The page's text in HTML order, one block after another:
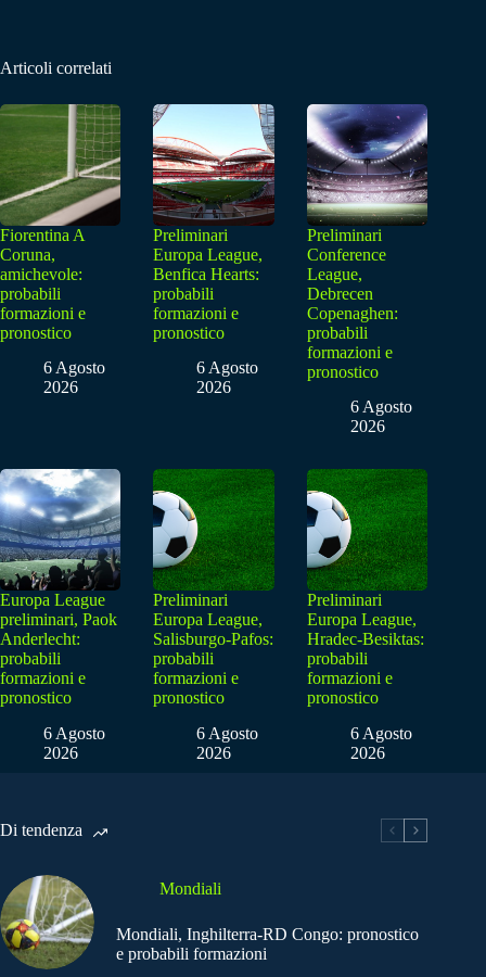
Articoli correlati
Fiorentina A
Coruna,
amichevole:
probabili
formazioni e
pronostico
6 Agosto
2026
Preliminari
Europa League,
Benfica Hearts:
probabili
formazioni e
pronostico
6 Agosto
2026
Preliminari
Conference
League,
Debrecen
Copenaghen:
probabili
formazioni e
pronostico
6 Agosto
2026
Europa League
preliminari, Paok
Anderlecht:
probabili
formazioni e
pronostico
6 Agosto
2026
Preliminari
Europa League,
Salisburgo-Pafos:
probabili
formazioni e
pronostico
6 Agosto
2026
Preliminari
Europa League,
Hradec-Besiktas:
probabili
formazioni e
pronostico
6 Agosto
2026
Di tendenza
Mondiali
Mondiali, Inghilterra-RD Congo: pronostico
e probabili formazioni